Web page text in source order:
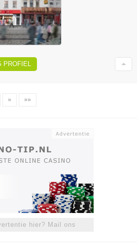
» »»
hier? Mail ons